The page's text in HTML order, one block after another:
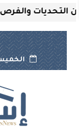
والفرص في